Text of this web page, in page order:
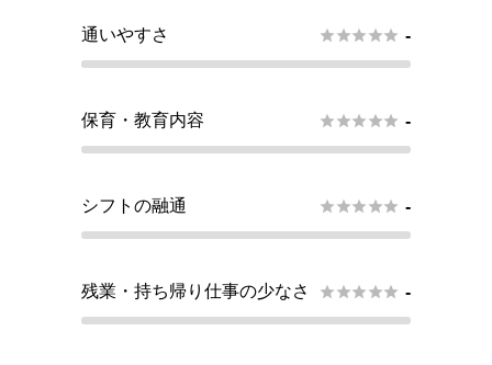
通いやすさ  -
保育・教育内容  -
シフトの融通  -
残業・持ち帰り仕事の少なさ  -